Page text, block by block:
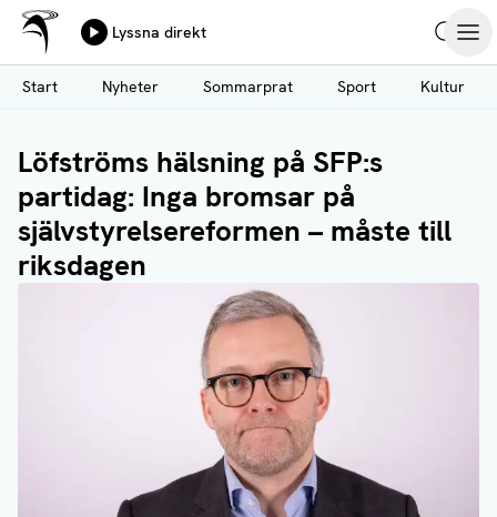
Hoppa
till
huvudinnehåll
Ålands Radio & TV
Lyssna direkt
Start
Nyheter Sommarprat Sport Kultur
Löfströms hälsning på SFP:s
partidag: Inga bromsar på
självstyrelsereformen – måste till
riksdagen